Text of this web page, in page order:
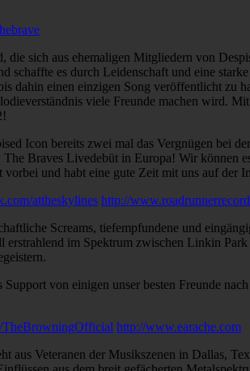
die sich aus ehemaligen Mitgliedern von
schaffte es durch Leidenschaft und eine
dahin einen einzigen Song veröffentlicht
viele Freunde machen wird.
Icon bereits zwei mal das Vergnügen bei
Braves Livedebüt in Europa! Wir können
und habt eine gute Zeit mit uns auf der
attheskylines http://
Screams, tiefempfundene und
im Spektrum zwischen Linkin
von einigen unser besten Freunde
http://www.earache.com
Veteranen der Musikszenen in Dallas,